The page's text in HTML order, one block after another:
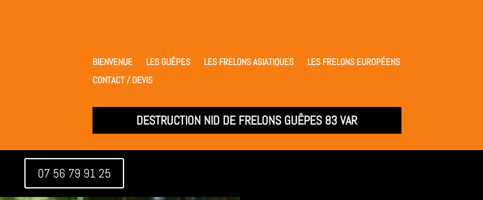
BIENVENUE LES GUÊPES LES FRELONS ASIATIQUES
LES FRELONS EUROPÉENS
CONTACT / DEVIS
DESTRUCTION NID DE FRELONS GUÊPES 83 VAR
07 56 79 91 25